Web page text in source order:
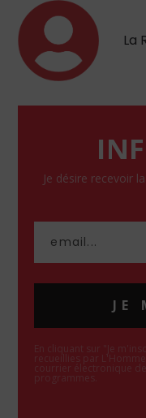
La
Je désire recevoir
JE
En cliquant sur "Je
recueillies par
courrier électronique
programmes.